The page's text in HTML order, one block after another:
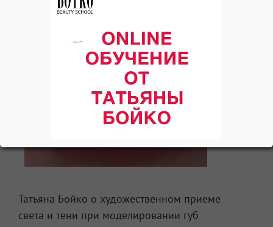
Татьяна Бойко о художественном приеме
света и тени при моделировании губ